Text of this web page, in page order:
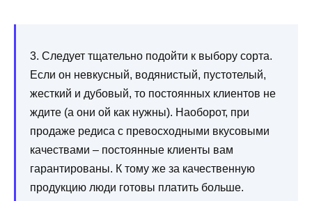
3. Следует тщательно подойти к выбору сорта.
Если он невкусный, водянистый, пустотелый,
жесткий и дубовый, то постоянных клиентов не
ждите (а они ой как нужны). Наоборот, при
продаже редиса с превосходными вкусовыми
качествами – постоянные клиенты вам
гарантированы. К тому же за качественную
продукцию люди готовы платить больше.